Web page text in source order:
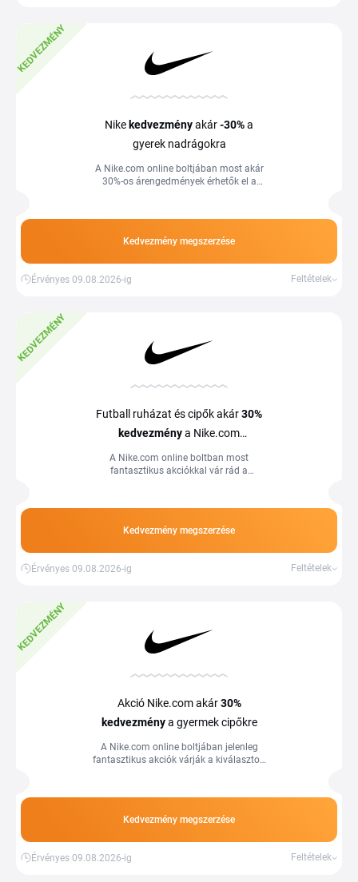
KEDVEZMÉNY
Nike kedvezményakár-30%a
gyerek nadrágokra
A Nike.com online boltjában most akár
30%-os árengedmények érhetők el a
Kedvezmény megszerzése
Érvényes 09.08.2026-ig Feltételek
KEDVEZMÉNY
Futball ruházat és cipők akár30%
kedvezménya Nike.com
webáruházban
A Nike.com online boltban most
fantasztikus akciókkal vár rád a
Kedvezmény megszerzése
Érvényes 09.08.2026-ig Feltételek
KEDVEZMÉNY
Akció Nike.com akár30%
kedvezménya gyermek cipőkre
A Nike.com online boltjában jelenleg
fantasztikus akciók várják a kiválasztott
Kedvezmény megszerzése
Érvényes 09.08.2026-ig Feltételek